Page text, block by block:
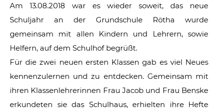
Am 13.08.2018 war es wieder soweit, das neue
Schuljahr an der Grundschule Rötha wurde
gemeinsam mit allen Kindern und Lehrern, sowie
Helfern, auf dem Schulhof begrüßt.
Für die zwei neuen ersten Klassen gab es viel Neues
kennenzulernen und zu entdecken. Gemeinsam mit
ihren Klassenlehrerinnen Frau Jacob und Frau Benske
erkundeten sie das Schulhaus, erhielten ihre Hefte